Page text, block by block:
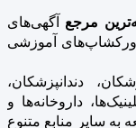
مرجع آگهی‌های
ورکشاپ‌های آموزشی
دندانپزشکان،
داروخانه‌ها و
به سایر منابع متنوع